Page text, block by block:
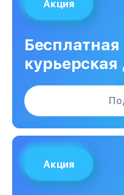
Акция
Бесплатная
курьерская
Акция